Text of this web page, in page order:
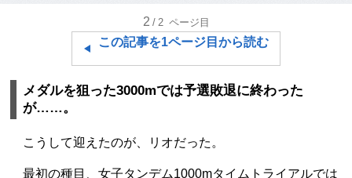
2 /2 ページ目
この記事を1ページ目から読む
メダルを狙った3000mでは予選敗退に終わった
が……。
こうして迎えたのが、リオだった。
最初の種目、女子タンデム1000mタイムトライアルでは